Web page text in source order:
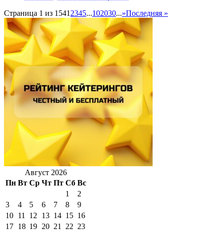
Страница 1 из 1541 2345...102030...»Последняя »
Август 2026
Пн Вт Ср Чт Пт Сб Вс
1
2
3
4 5 6 7 8
9
10 11 12 13 14 15 16
17 18 19 20 21 22 23